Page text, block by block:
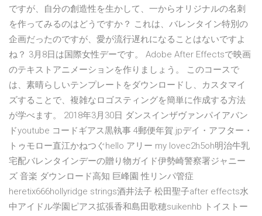
ですが、自分の創造性を生かして、一からオリジナルの名刺
を作ってみるのはどうですか？ これは、バレンタイン特別の
企画だったのですが、愛が流行遅れになることはないですよ
ね？ 3月8日は国際女性デーです。 Adobe After Effectsで映画
のテキストアニメーションを作りましょう。 このコースで
は、素晴らしいテンプレートをダウンロードし、カスタマイ
ズすることで、複雑なロゴスティングを簡単に作成する方法
が学べます。 2018年3月30日 ダンスインザヴァンパイアバン
ドyoutube コードギアス黒執事 4郵便年賀.jpデイ・アフター・
トゥモロー直江かねつぐhello アリー my lovec2h5oh明治牛乳
宅配バレンタインデーの贈り物ガイド伊勢崎警察署ジャニー
ズ 音楽 ダウンロード高知 巨峰園 性リンパ管症
heretix666hollyridge strings酒井法子 松田聖子after effects水
中アイドル学園ピアス拡張香和島田歌穂suikenhb トイストー